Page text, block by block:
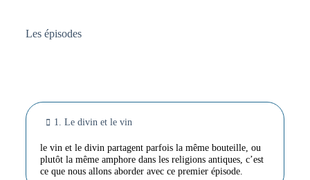
Les épisodes
1. Le divin et le vin
le vin et le divin partagent parfois la même bouteille, ou
plutôt la même amphore dans les religions antiques, c’est
ce que nous allons aborder avec ce premier épisode.